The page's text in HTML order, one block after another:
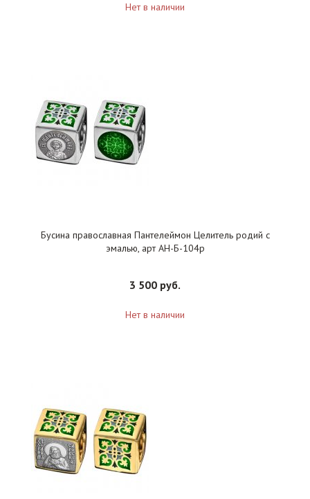
Нет в наличии
Бусина православная Пантелеймон Целитель родий с
эмалью, арт АН-Б-104р
3 500 руб.
Нет в наличии